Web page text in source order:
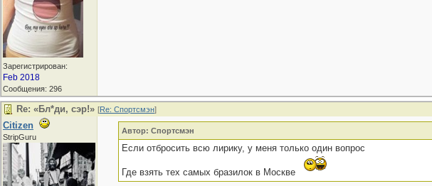
Зарегистрирован:
Feb 2018
Сообщения: 296
Re: «Бл*ди, сэр!» [Re: Спортсмэн]
Citizen
StripGuru
Автор: Спортсмэн
Если отбросить всю лирику, у меня только один вопрос
Где взять тех самых бразилок в Москве